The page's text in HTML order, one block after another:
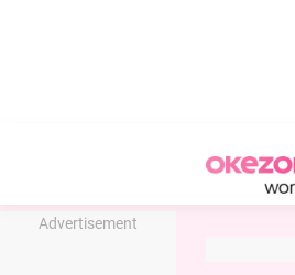
Advertisement